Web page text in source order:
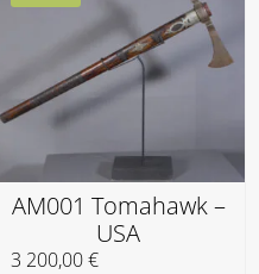
AM001 Tomahawk –
USA
3 200,00€